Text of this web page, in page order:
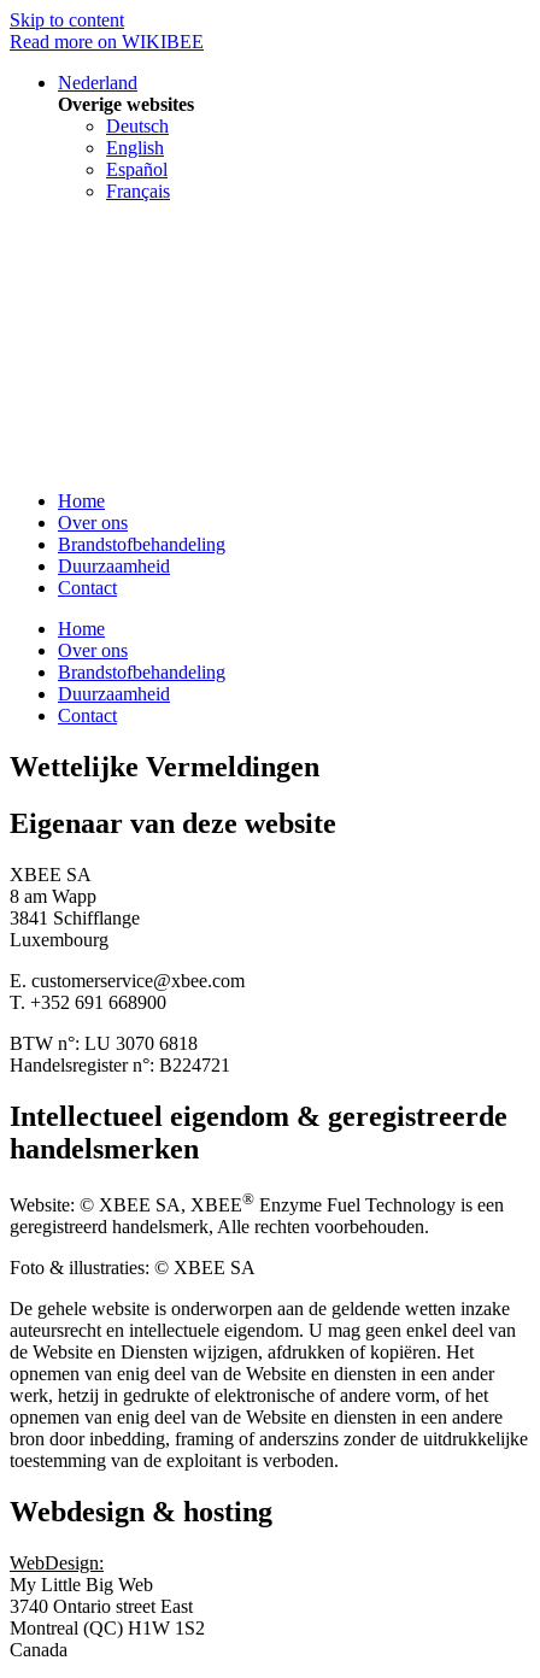
Skip to content
Read more on WIKIBEE
Nederland
Overige websites
Deutsch
English
Español
Français
Home
Over ons
Brandstofbehandeling
Duurzaamheid
Contact
Home
Over ons
Brandstofbehandeling
Duurzaamheid
Contact
Wettelijke Vermeldingen
Eigenaar van deze website
XBEE SA
8 am Wapp
3841 Schifflange
Luxembourg
E. customerservice@xbee.com
T. +352 691 668900
BTW n°: LU 3070 6818
Handelsregister n°: B224721
Intellectueel eigendom & geregistreerde
handelsmerken
Website: © XBEE SA, XBEE® Enzyme Fuel Technology is een
geregistreerd handelsmerk, Alle rechten voorbehouden.
Foto & illustraties: © XBEE SA
De gehele website is onderworpen aan de geldende wetten inzake
auteursrecht en intellectuele eigendom. U mag geen enkel deel van
de Website en Diensten wijzigen, afdrukken of kopiëren. Het
opnemen van enig deel van de Website en diensten in een ander
werk, hetzij in gedrukte of elektronische of andere vorm, of het
opnemen van enig deel van de Website en diensten in een andere
bron door inbedding, framing of anderszins zonder de uitdrukkelijke
toestemming van de exploitant is verboden.
Webdesign & hosting
WebDesign:
My Little Big Web
3740 Ontario street East
Montreal (QC) H1W 1S2
Canada